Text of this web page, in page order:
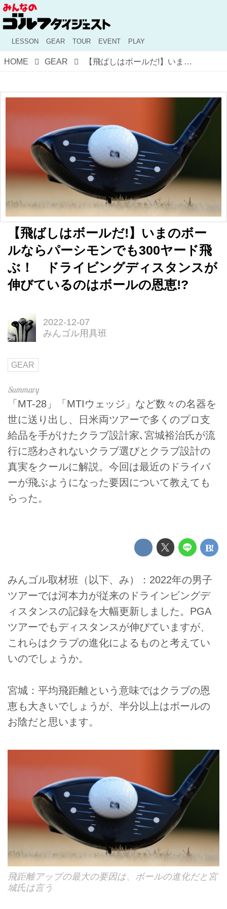
LESSON GEAR TOUR EVENT PLAY
HOME GEAR 【飛ばしはボールだ!】いまのボールならパーシモンでも300ヤード飛ぶ！ ドライビングディスタンスが伸びているのはボールの恩恵!?
【飛ばしはボールだ!】いまのボー
ルならパーシモンでも300ヤード飛
ぶ！ ドライビングディスタンスが
伸びているのはボールの恩恵!?
2022-12-07
みんゴル用具班
GEAR
「MT-28」「MTIウェッジ」など数々の名器を
世に送り出し、日米両ツアーで多くのプロ支
給品を手がけたクラブ設計家､宮城裕治氏が流
行に惑わされないクラブ選びとクラブ設計の
真実をクールに解説。今回は最近のドライバ
ーが飛ぶようになった要因について教えても
らった。
みんゴル取材班（以下、み）：2022年の男子
ツアーでは河本力が従来のドラインビングデ
ィスタンスの記録を大幅更新しました。PGA
ツアーでもディスタンスが伸びていますが、
これらはクラブの進化によるものと考えてい
いのでしょうか。
宮城：平均飛距離という意味ではクラブの恩
恵も大きいでしょうが、半分以上はボールの
お陰だと思います。
飛距離アップの最大の要因は、ボールの進化だと宮
城氏は言う